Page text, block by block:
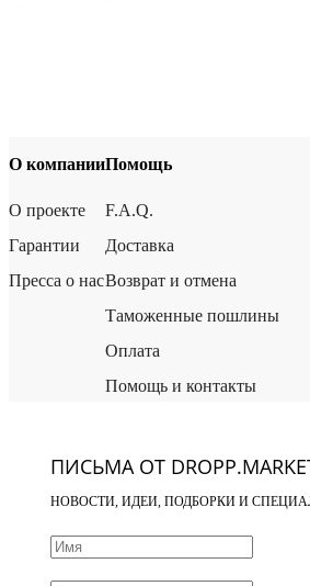
О компании
О проекте
Гарантии
Пресса о нас
Помощь
F.A.Q.
Доставка
Возврат и отмена
Таможенные пошлины
Оплата
Помощь и контакты
ПИСЬМА ОТ
НОВОСТИ, ИДЕИ, ПОДБОРКИ И